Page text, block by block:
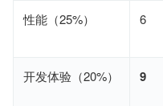
性能（25%） 6
开发体验（20%） 9